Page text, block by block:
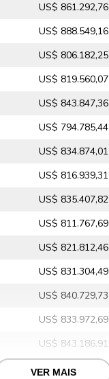
US$ 861.292,76
US$ 888.549,16
US$ 806.182,25
US$ 819.560,07
US$ 843.847,36
US$ 794.785,44
US$ 834.874,01
US$ 816.939,31
US$ 835.407,82
US$ 811.767,69
US$ 821.812,46
US$ 831.304,49
US$ 840.729,73
US$ 833.972,69
US$ 843.186,91
US$ 848.680,23
VER MAIS